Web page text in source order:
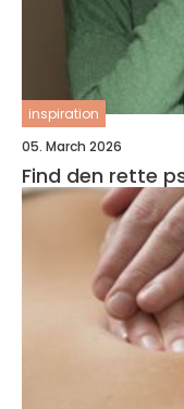
inspiration
05. March 2026
Find den rette